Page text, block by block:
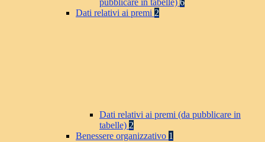
pubblicare in tabelle) 6
Dati relativi ai premi 2
Dati relativi ai premi (da pubblicare in
tabelle) 2
Benessere organizzativo 1